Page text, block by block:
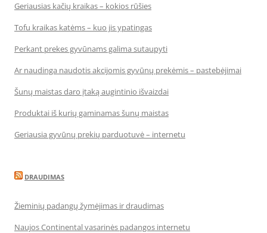
Geriausias kačių kraikas – kokios rūšies
Tofu kraikas katėms – kuo jis ypatingas
Perkant prekes gyvūnams galima sutaupyti
Ar naudinga naudotis akcijomis gyvūnų prekėmis – pastebėjimai
Šunų maistas daro įtaką augintinio išvaizdai
Produktai iš kurių gaminamas šunų maistas
Geriausia gyvūnų prekių parduotuvė – internetu
DRAUDIMAS
Žieminių padangų žymėjimas ir draudimas
Naujos Continental vasarinės padangos internetu